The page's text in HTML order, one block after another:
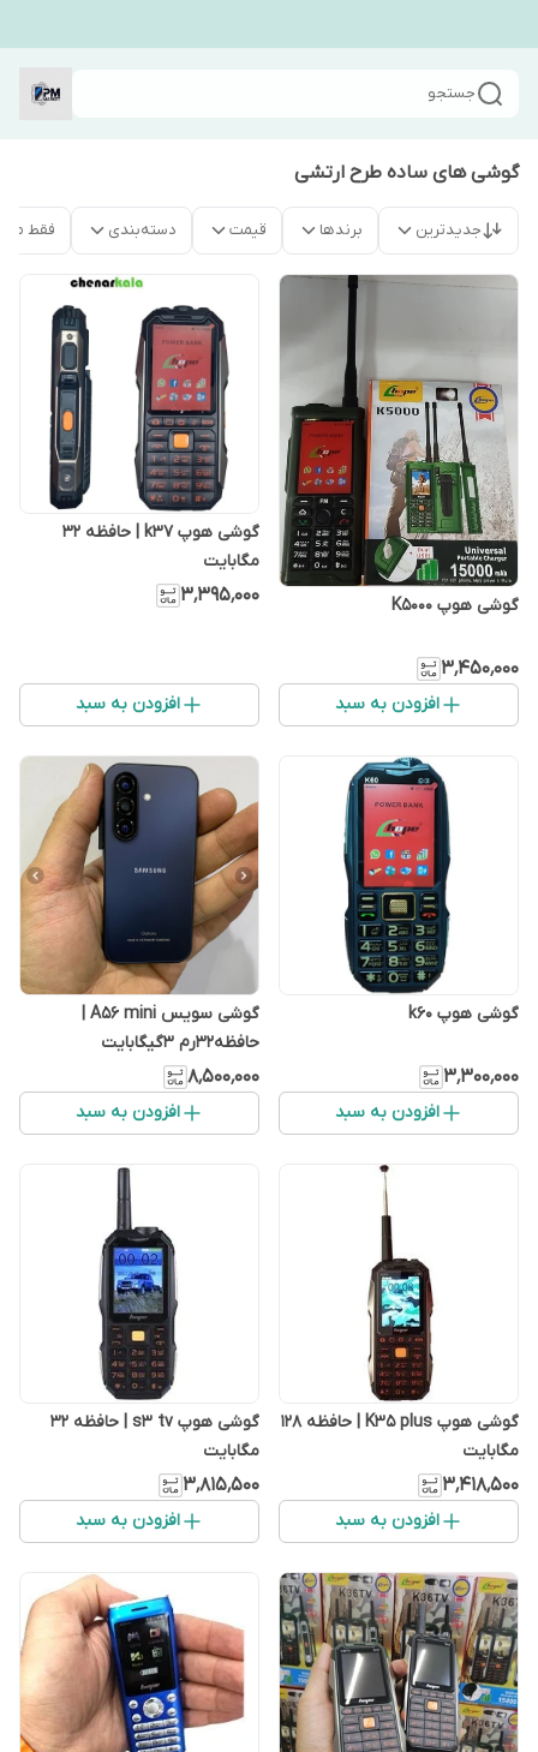
جستجو
گوشی های ساده طرح ارتشی
جدیدترین برندها قیمت دسته‌بندی فقط
گوشی هوپ K5000
۳٬۴۵۰٬۰۰۰
افزودن به سبد
گوشی هوپ k37 | حافظه 32
مگابایت
۳٬۳۹۵٬۰۰۰
افزودن به سبد
گوشی هوپ k60
۳٬۳۰۰٬۰۰۰
افزودن به سبد
گوشی سویس A۵۶ mini |
حافظه۳۲رم ۳گیگابایت
۸٬۵۰۰٬۰۰۰
افزودن به سبد
گوشی هوپ K35 plus | حافظه 128
مگابایت
۳٬۴۱۸٬۵۰۰
افزودن به سبد
گوشی هوپ s3 tv | حافظه 32
مگابایت
۳٬۸۱۵٬۵۰۰
افزودن به سبد